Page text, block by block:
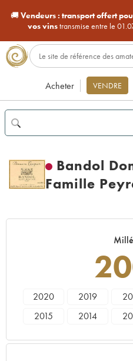
🚚Vendeurs : transport offert
vos vinstransmise entre le
Acheter VENDRE
Bandol
Famille
2020 2019
2015
2014